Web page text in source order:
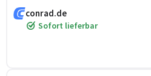
conrad.de
Sofort lieferbar